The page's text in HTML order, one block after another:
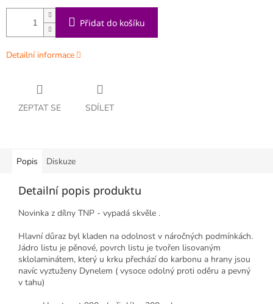
Přidat do košíku
Detailní informace
ZEPTAT SE SDÍLET
Popis Diskuze
Detailní popis produktu
Novinka z dílny TNP - vypadá skvěle .
Hlavní důraz byl kladen na odolnost v náročných podmínkách.
Jádro listu je pěnové, povrch listu je tvořen lisovaným
sklolaminátem, který u krku přechází do karbonu a hrany jsou
navíc vyztuženy Dynelem ( vysoce odolný proti oděru a pevný
v tahu)